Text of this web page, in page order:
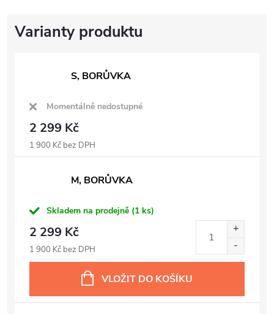
S, BORŮVKA
Momentálně nedostupné
2 299 Kč
1 900 Kč bez DPH
M, BORŮVKA
Skladem na prodejně (1 ks)
2 299 Kč
1 900 Kč bez DPH
VLOŽIT DO KOŠÍKU